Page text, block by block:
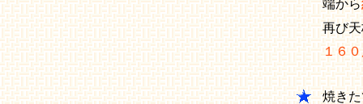
端から
再び
１６
焼き